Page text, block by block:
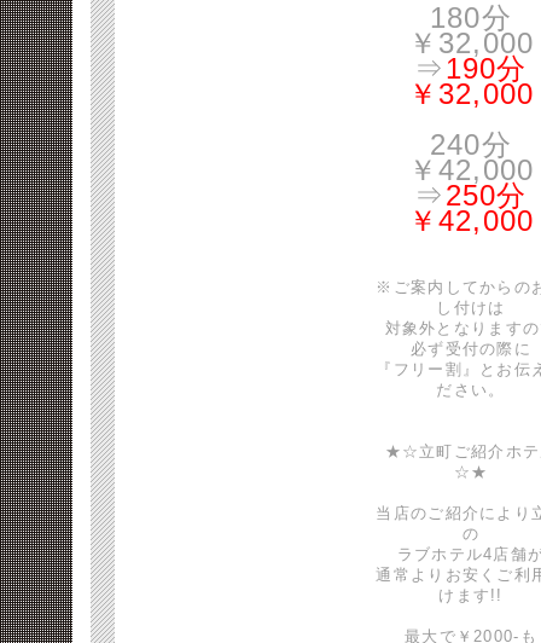
180分
￥32,000
⇒190分
￥32,000
240分
￥42,000
⇒250分
￥42,000
※ご案内してからの
し付けは
対象外となります
必ず受付の際に
『フリー割』とお伝
ださい。
★☆立町ご紹介ホ
☆★
当店のご紹介により
の
ラブホテル4店舗
通常よりお安くご利
けます!!
最大で￥2000-も